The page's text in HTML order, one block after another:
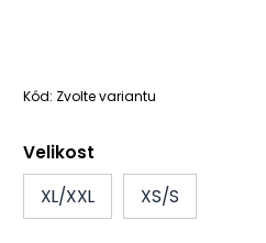
Kód: Zvolte variantu
Velikost
XL/XXL
XS/S